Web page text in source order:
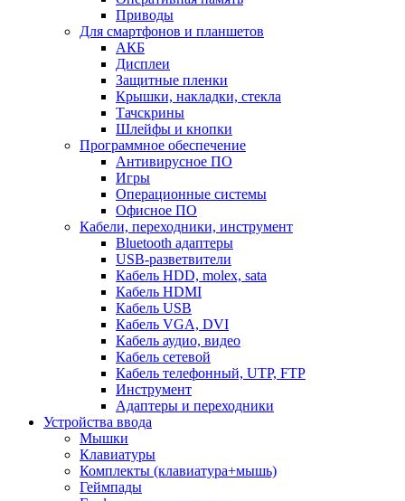
Приводы
Для смартфонов и планшетов
АКБ
Дисплеи
Защитные пленки
Крышки, накладки, стекла
Тачскрины
Шлейфы и кнопки
Программное обеспечение
Антивирусное ПО
Игры
Операционные системы
Офисное ПО
Кабели, переходники, инструмент
Bluetooth адаптеры
USB-разветвители
Кабель HDD, molex, sata
Кабель HDMI
Кабель USB
Кабель VGA, DVI
Кабель аудио, видео
Кабель сетевой
Кабель телефонный, UTP, FTP
Инструмент
Адаптеры и переходники
Устройства ввода
Мышки
Клавиатуры
Комплекты (клавиатура+мышь)
Геймпады